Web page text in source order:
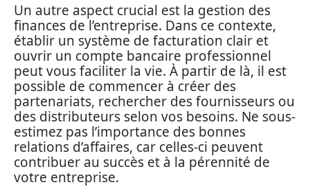
Un autre aspect crucial est la gestion des
finances de l’entreprise. Dans ce contexte,
établir un système de facturation clair et
ouvrir un compte bancaire professionnel
peut vous faciliter la vie. À partir de là, il est
possible de commencer à créer des
partenariats, rechercher des fournisseurs ou
des distributeurs selon vos besoins. Ne sous-
estimez pas l’importance des bonnes
relations d’affaires, car celles-ci peuvent
contribuer au succès et à la pérennité de
votre entreprise.